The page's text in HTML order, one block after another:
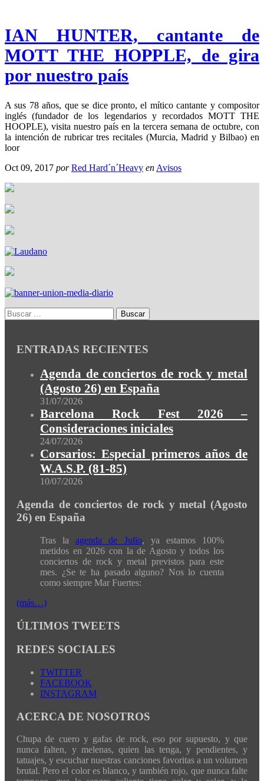
IAN HUNTER, cantante de
MOTT THE HOPPLE, de gira
por nuestro país
A sus 78 años, que se dice pronto, el mítico cantante y compositor
inglés (fundador de los legendarios y recordados MOTT THE
HOOPLE), visita nuestro país en la tercera semana de octubre, con
la intención de rubricar tres recitales (Murcia, Madrid y Bilbao) en
loor
Oct 09, 2017 por Red Hard´n´Heavy en Avisos
ENTRADAS RECIENTES
Agenda de conciertos de rock y metal
(Agosto 26) en España
31/07/2026
Barcelona Rock Fest 2026 –
Consideraciones iniciales
24/07/2026
Corsarios: Especial primeros años de
W.A.S.P. (81-85)
10/07/2026
Agenda de conciertos de rock y metal (Agosto
26) en España
Tras laagenda de Julio, ya estamos 100%
metidos en 2026 con la de Agosto y todos los
conciertos de rock y metal previstos para este
mes. ¿Se te ha pasado alguno? Nos lo cuenta
como siempre Mar Fuertes:
(más…)
ÚLTIMOS TWEETS
REDES SOCIALES
TWITTER
FACEBOOK
INSTAGRAM
ACERCA DE NOSOTROS
Chupa de cuero y gafas de rock, eso por supuesto, y que
nunca falten, y melenas, quien las tenga, y pendientes, y
tatuajes, y escuchar nuestras canciones favoritas a un volumen
brutal. Pero el color es blanco, y también rojo, que nunca falte